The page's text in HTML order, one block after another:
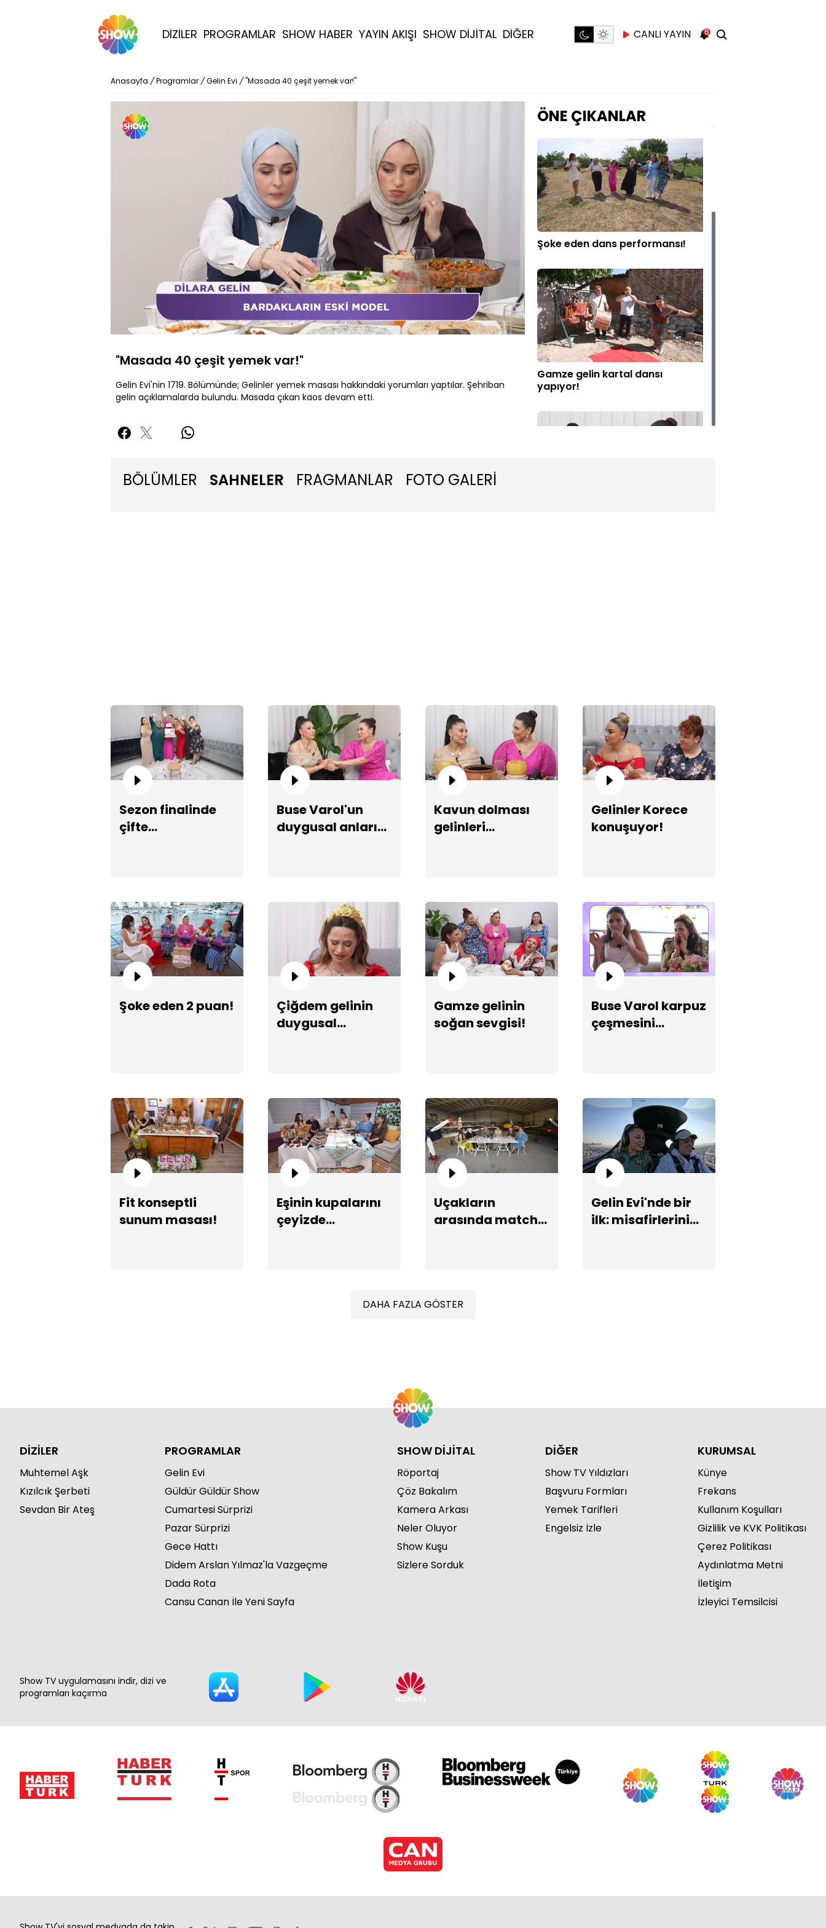
DİZİLER PROGRAMLAR SHOW HABER YAYIN AKIŞI SHOW DİJİTAL DİĞER CANLI YAYIN 6
Anasayfa / Programlar / Gelin Evi / "Masada 40 çeşit yemek var!"
Sesi
Aç
1080P
21.36%
Oynatma
Hızı
"Masada 40 çeşit yemek var!"
Gelin Evi'nin 1719. Bölümünde; Gelinler yemek masası hakkındaki yorumları yaptılar. Şehriban
gelin açıklamalarda bulundu. Masada çıkan kaos devam etti.
ÖNE ÇIKANLAR
Şoke eden dans performansı!
Gamze gelin kartal dansı
yapıyor!
100 yıllık antika telefon!
Çello eşliğinde sıradışı
karşılama!
Betül gelinin hüzünlü hikayesi!
BÖLÜMLER SAHNELER FRAGMANLAR FOTO GALERİ
Sezon finalinde
çifte
Buse Varol'un
duygusal anları...
Kavun dolması
gelinleri
Gelinler Korece
konuşuyor!
Şoke eden 2 puan!
Çiğdem gelinin
duygusal
Gamze gelinin
soğan sevgisi!
Buse Varol karpuz
çeşmesini
Fit konseptli
sunum masası!
Eşinin kupalarını
çeyizde
Uçakların
arasında matcha
Gelin Evi'nde bir
ilk: misafirlerini
DAHA FAZLA GÖSTER
DİZİLER
Muhtemel Aşk
Kızılcık Şerbeti
Sevdan Bir Ateş
PROGRAMLAR
Gelin Evi
Güldür Güldür Show
Cumartesi Sürprizi
Pazar Sürprizi
Gece Hattı
Didem Arslan Yılmaz'la Vazgeçme
Dada Rota
Cansu Canan İle Yeni Sayfa
SHOW DİJİTAL
Röportaj
Çöz Bakalım
Kamera Arkası
Neler Oluyor
Show Kuşu
Sizlere Sorduk
DİĞER
Show TV Yıldızları
Başvuru Formları
Yemek Tarifleri
Engelsiz İzle
KURUMSAL
Künye
Frekans
Kullanım Koşulları
Gizlilik ve KVK Politikası
Çerez Politikası
Aydınlatma Metni
İletişim
İzleyici Temsilcisi
Show TV uygulamasını indir, dizi ve
programları kaçırma